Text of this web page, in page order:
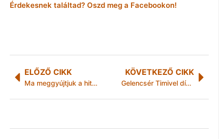
Érdekesnek találtad? Oszd meg a Facebookon!
ELŐZŐ CIKK
Ma meggyújtjuk a hit gyertyáját
KÖVETKEZŐ CIKK
Gelencsér Timivel díszíthetjük fel A Tradíciók Karácsonyfáját